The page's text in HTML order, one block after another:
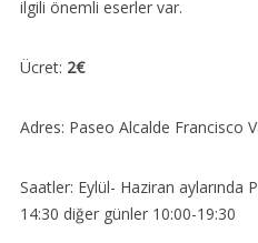
ilgili önemli eserler var.
Ücret: 2€
Adres: Paseo Alcalde Francisco
Saatler: Eylül- Haziran aylarında
14:30 diğer günler 10:00-19:30